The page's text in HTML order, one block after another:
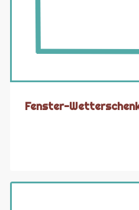
Fenster-